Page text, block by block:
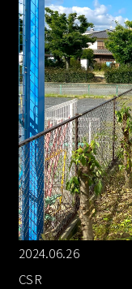
2024.06.26
CSR